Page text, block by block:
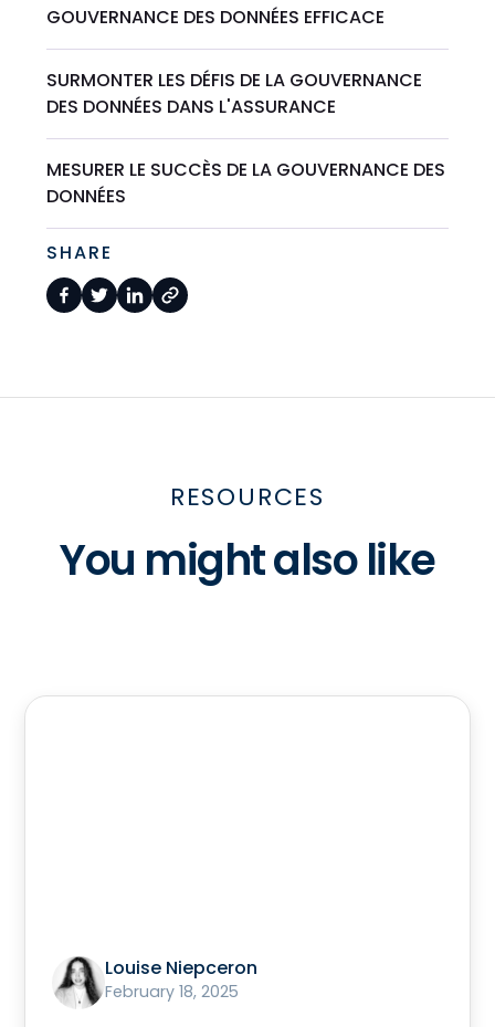
GOUVERNANCE DES DONNÉES EFFICACE
SURMONTER LES DÉFIS DE LA GOUVERNANCE
DES DONNÉES DANS L'ASSURANCE
MESURER LE SUCCÈS DE LA GOUVERNANCE DES
DONNÉES
SHARE
RESOURCES
You might also like
Louise Niepceron
February 18, 2025